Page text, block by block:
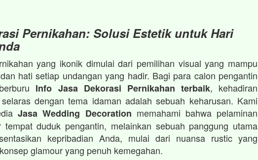
Pernikahan: Solusi Estetik untuk Hari
yang ikonik dimulai dari pemilihan visual yang mampu
hati setiap undangan yang hadir. Bagi para calon pengantin
Info Jasa Dekorasi Pernikahan terbaik, kehadiran
dengan tema idaman adalah sebuah keharusan. Kami
Jasa Wedding Decoration memahami bahwa pelaminan
tempat duduk pengantin, melainkan sebuah panggung utama
kepribadian Anda, mulai dari nuansa rustic yang
glamour yang penuh kemegahan.